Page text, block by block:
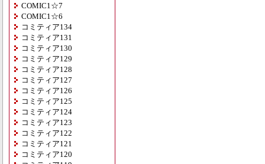
COMIC1☆7
COMIC1☆6
コミティア134
コミティア131
コミティア130
コミティア129
コミティア128
コミティア127
コミティア126
コミティア125
コミティア124
コミティア123
コミティア122
コミティア121
コミティア120